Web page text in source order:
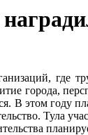
где
города,
В этом году
Тула